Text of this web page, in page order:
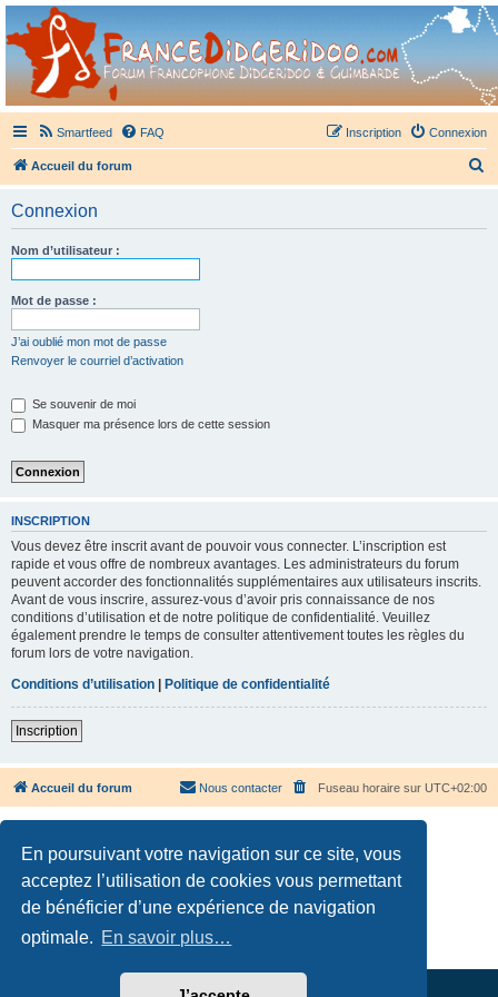
En poursuivant votre navigation sur ce site, vous
acceptez l’utilisation de cookies vous permettant
de bénéficier d’une expérience de navigation
optimale. En savoir plus…
France Didgeridoo
Didgeridoo et Guimbarde sur France Didgeridoo - retrouvez la communauté.
Smartfeed FAQ Connexion
Inscription
Accueil du forum
Connexion
Nom d’utilisateur :
Mot de passe :
J’ai oublié mon mot de passe
Renvoyer le courriel d’activation
Se souvenir de moi
Masquer ma présence lors de cette session
INSCRIPTION
Vous devez être inscrit avant de pouvoir vous connecter. L’inscription est
rapide et vous offre de nombreux avantages. Les administrateurs du forum
peuvent accorder des fonctionnalités supplémentaires aux utilisateurs inscrits.
Avant de vous inscrire, assurez-vous d’avoir pris connaissance de nos
conditions d’utilisation et de notre politique de confidentialité. Veuillez
également prendre le temps de consulter attentivement toutes les règles du
forum lors de votre navigation.
Conditions d’utilisation
Politique de confidentialité
Inscription
Accueil du forum Fuseau horaire sur UTC+02:00
Nous contacter
Développé parphpBB® Forum Software © phpBB Limited
Confidentialité